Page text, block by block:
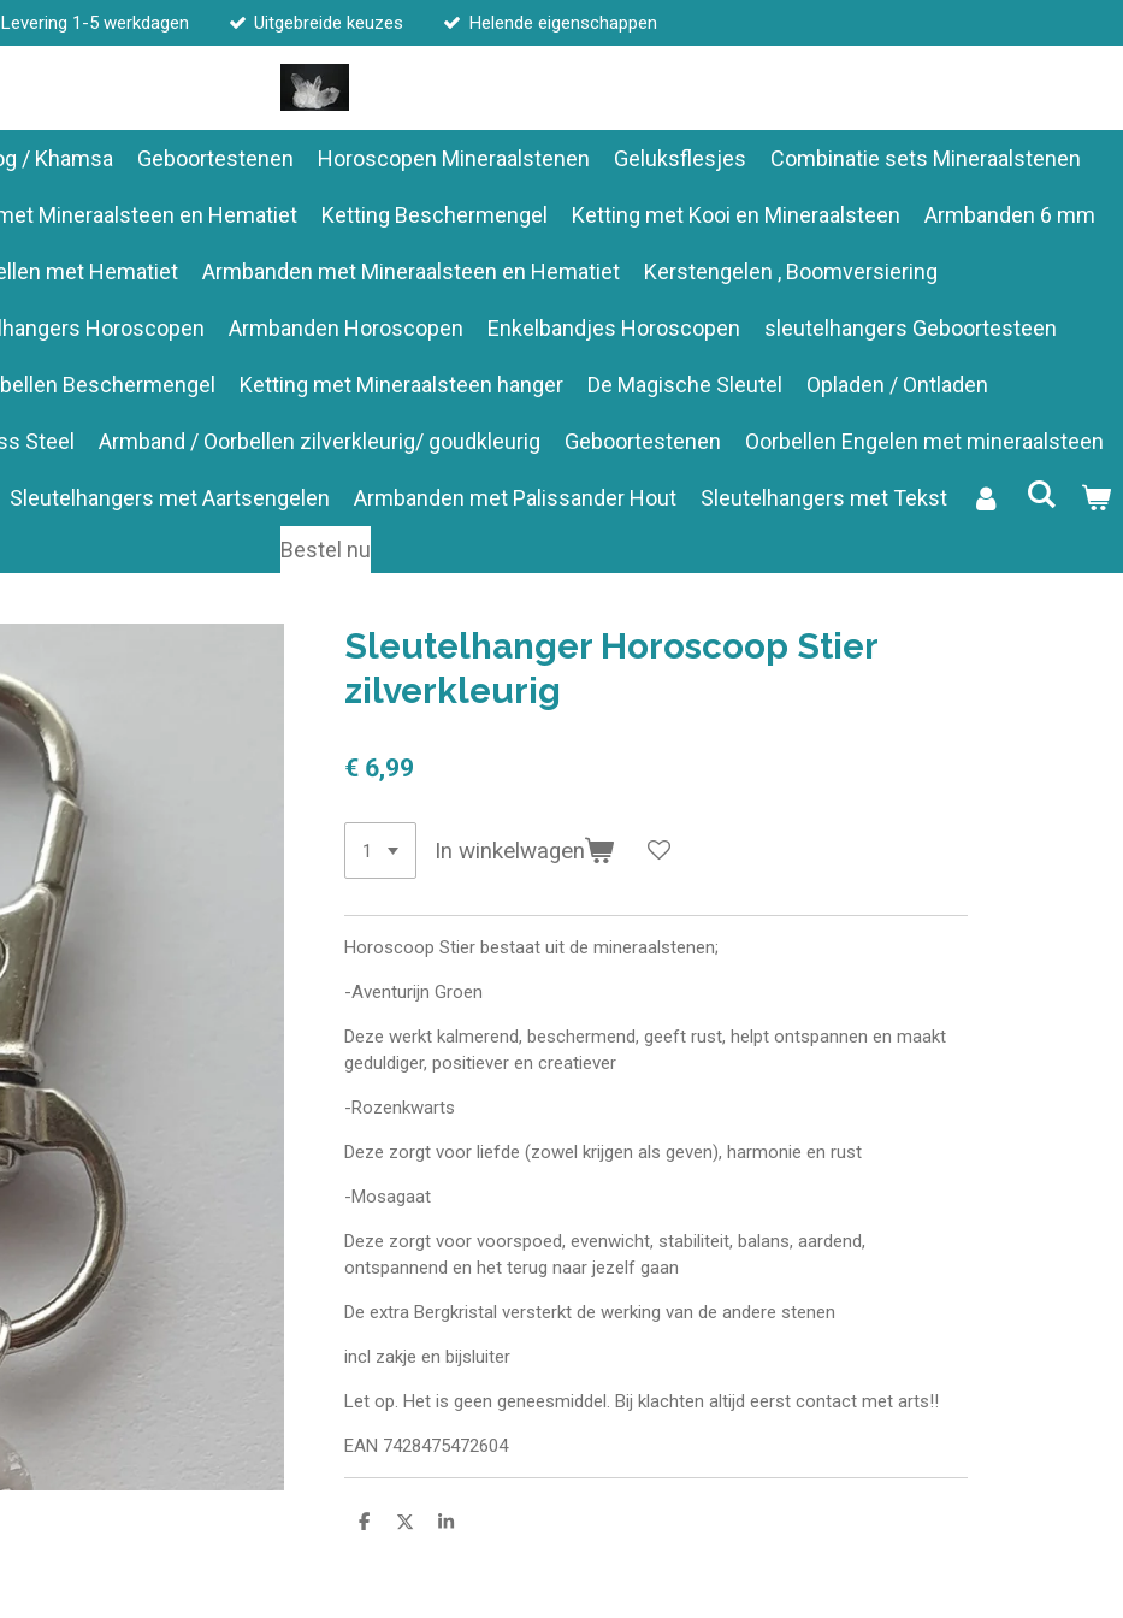
Levering 1-5 werkdagen Uitgebreide keuzes Helende eigenschappen
/ Khamsa Geboortestenen Horoscopen Mineraalstenen Geluksflesjes Combinatie sets Mineraalstenen
Mineraalsteen en Hematiet Ketting Beschermengel Ketting met Kooi en Mineraalsteen Armbanden 6 mm
met Hematiet Armbanden met Mineraalsteen en Hematiet Kerstengelen , Boomversiering
Horoscopen Armbanden Horoscopen Enkelbandjes Horoscopen sleutelhangers Geboortesteen
Beschermengel Ketting met Mineraalsteen hanger De Magische Sleutel Opladen / Ontladen
Steel Armband / Oorbellen zilverkleurig/ goudkleurig Geboortestenen Oorbellen Engelen met mineraalsteen
Sleutelhangers met Aartsengelen Armbanden met Palissander Hout Sleutelhangers met Tekst
Bestel nu
Sleutelhanger Horoscoop Stier
zilverkleurig
€ 6,99
In winkelwagen
Horoscoop Stier bestaat uit de mineraalstenen;
-Aventurijn Groen
Deze werkt kalmerend, beschermend, geeft rust, helpt ontspannen en maakt
geduldiger, positiever en creatiever
-Rozenkwarts
Deze zorgt voor liefde (zowel krijgen als geven), harmonie en rust
-Mosagaat
Deze zorgt voor voorspoed, evenwicht, stabiliteit, balans, aardend,
ontspannend en het terug naar jezelf gaan
De extra Bergkristal versterkt de werking van de andere stenen
incl zakje en bijsluiter
Let op. Het is geen geneesmiddel. Bij klachten altijd eerst contact met arts!!
EAN 7428475472604
D
D
S